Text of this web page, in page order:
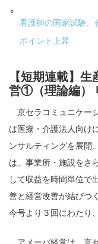
看護師の国家試験、
ポイント上昇
【短期連載】
営①（理論編）
京セラコミュニケー
は医療・介護法人向け
ンサルティングを展開
は、事業所・施設をさ
して収益を時間単位で
善と経営改善が結びつ
今号より３回にわたり